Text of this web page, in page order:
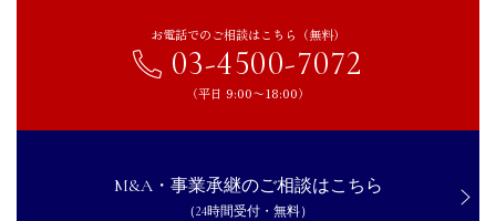
センコーグループホールディングス株式会社による株式会社アルフ
M&Aや事業承継を進めるときの注意点
早めに後継者を探し、準備を進める
お電話でのご相談はこちら（無料）
03-4500-7072
（平日 9:00〜18:00）
M&A・事業承継のご相談はこちら
（24時間受付・無料）